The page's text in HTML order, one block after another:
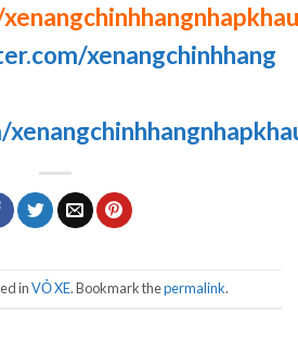
xenangchinhhang
inVỎ XE. Bookmark thepermalink.